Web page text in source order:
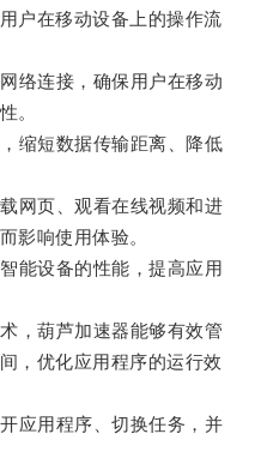
户在移动设备上的操作流
连接，确保用户在移动
。
短数据传输距离、降低
页、观看在线视频和进
影响使用体验。
设备的性能，提高应用
葫芦加速器能够有效管
，优化应用程序的运行效
用程序、切换任务，并